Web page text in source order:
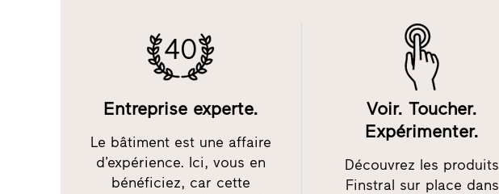
40
Entreprise experte.
Le bâtiment est une affaire
d’expérience. Ici, vous en
bénéficiez, car cette
Voir. Toucher.
Expérimenter.
Découvrez les produits
Finstral sur place dans